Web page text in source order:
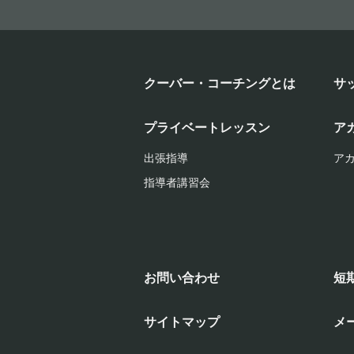
クーバー・コーチングとは サ
プライベートレッスン
出張指導
指導者講習会
ア
ア
お問い合わせ 短
サイトマップ メ